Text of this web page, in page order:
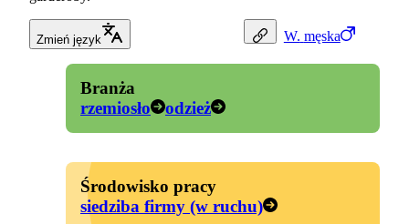
W. męska
Zmień język
Branża
rzemiosło
odzież
Środowisko pracy
siedziba firmy (w ruchu)